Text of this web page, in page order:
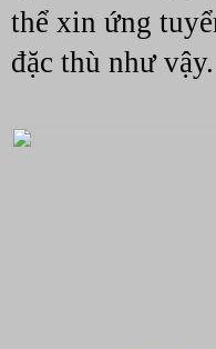
thể xin ứng
đặc thù như vậy.